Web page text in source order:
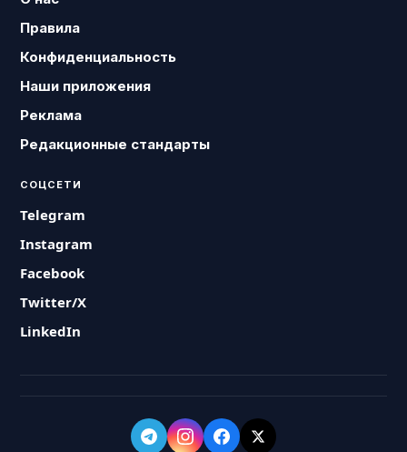
Правила
Конфиденциальность
Наши приложения
Реклама
Редакционные стандарты
СОЦСЕТИ
Telegram
Instagram
Facebook
Twitter/X
LinkedIn